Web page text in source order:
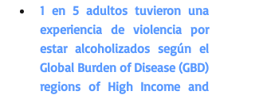
1 en 5 adultos tuvieron una
experiencia de violencia por
estar alcoholizados según el
Global Burden of Disease (GBD)
regions of High Income and